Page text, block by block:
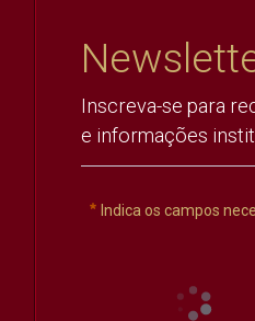
Inscreva-se para
e informações
Indica os campos